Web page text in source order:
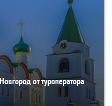
от туроператора